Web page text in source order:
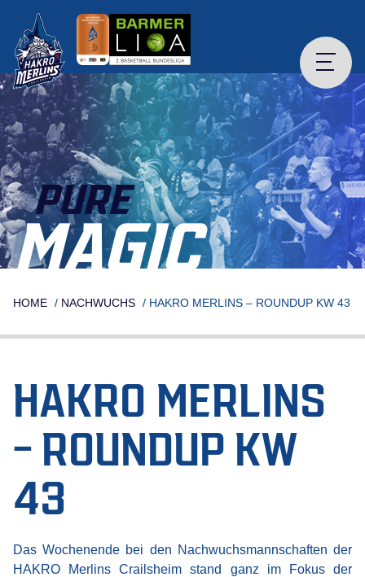
content
PURE
MAGIC
HOME / NACHWUCHS / HAKRO MERLINS – ROUNDUP KW 43
HAKRO MERLINS
– ROUNDUP KW
43
Das Wochenende bei den Nachwuchsmannschaften der
HAKRO Merlins Crailsheim stand ganz im Fokus der